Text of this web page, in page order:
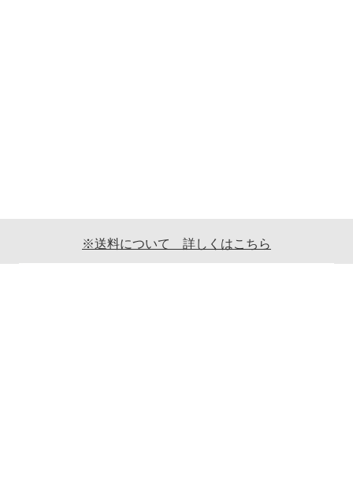
※送料について 詳しくはこちら